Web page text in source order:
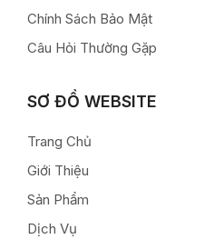
Chính Sách Bảo Mật
Câu Hỏi Thường Gặp
SƠ ĐỒ WEBSITE
Trang Chủ
Giới Thiệu
Sản Phẩm
Dịch Vụ